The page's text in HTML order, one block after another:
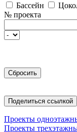
Бассейн
№ проекта
Поделиться ссылкой
Проекты
Проекты